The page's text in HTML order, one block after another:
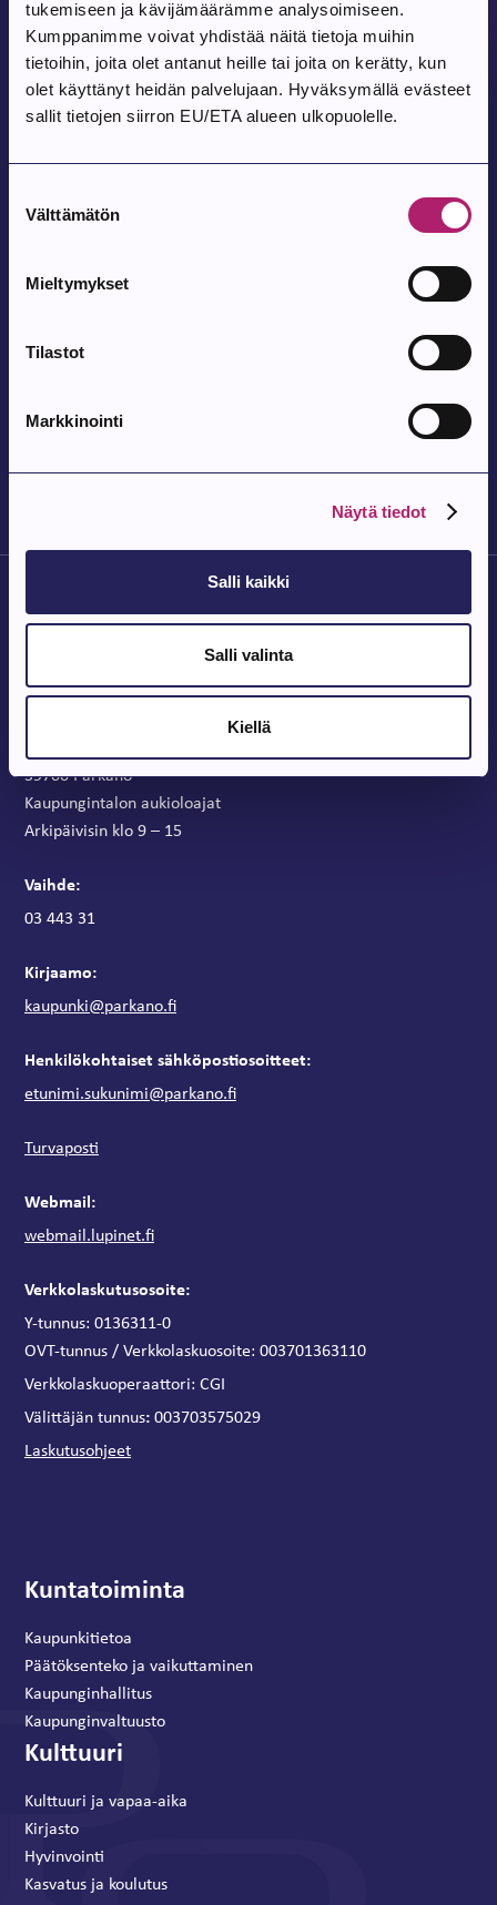
tukemiseen ja kävijämäärämme analysoimiseen.
Kumppanimme voivat yhdistää näitä tietoja muihin
tietoihin, joita olet antanut heille tai joita on kerätty, kun
olet käyttänyt heidän palvelujaan. Hyväksymällä evästeet
sallit tietojen siirron EU/ETA alueen ulkopuolelle.
valinta
Välttämätön
Mieltymykset
Tilastot
Markkinointi
Näytä tiedot
Salli kaikki
Salli valinta
Kiellä
Ympäristönsuojelumääräykset
Ympäristönsuojelun määräysten perustelut
Suunnitelmat
Laaja hyvinvointikertomus v. 2017-2020 ja suunnitelma
39700 Parkano
Kaupungintalon aukioloajat
Arkipäivisin klo 9 – 15
Vaihde:
03 443 31
Kirjaamo:
kaupunki@parkano.fi
Henkilökohtaiset sähköpostiosoitteet:
etunimi.sukunimi@parkano.fi
Turvaposti
Webmail:
webmail.lupinet.fi
Verkkolaskutusosoite:
Y-tunnus: 0136311-0
OVT-tunnus / Verkkolaskuosoite: 003701363110
Verkkolaskuoperaattori: CGI
Välittäjän tunnus:003703575029
Laskutusohjeet
Kuntatoiminta
Kaupunkitietoa
Päätöksenteko ja vaikuttaminen
Kaupunginhallitus
Kaupunginvaltuusto
Kulttuuri
Kulttuuri ja vapaa-aika
Kirjasto
Hyvinvointi
Kasvatus ja koulutus